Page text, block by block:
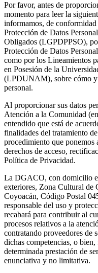
Por favor, antes de
momento para leer la
informamos, de
Protección de Datos
Obligados (LGPDPPSO),
Protección de Datos
como por los Lineamientos
en Posesión de la
(LPDUNAM), sobre cómo y
personal.
Al proporcionar sus datos
Atención a la Comunidad
entendido que está de
finalidades del tratamiento
procedimiento que ponemos
derechos de acceso,
Política de Privacidad.
La DGACO, con domicilio
exteriores, Zona Cultural de
Coyoacán, Código Postal
responsable del uso y
recabará para contribuir al
procesos relativos a la
contratando proveedores de
dichas competencias, o
determinada prestación de
enunciativa y no limitativa.